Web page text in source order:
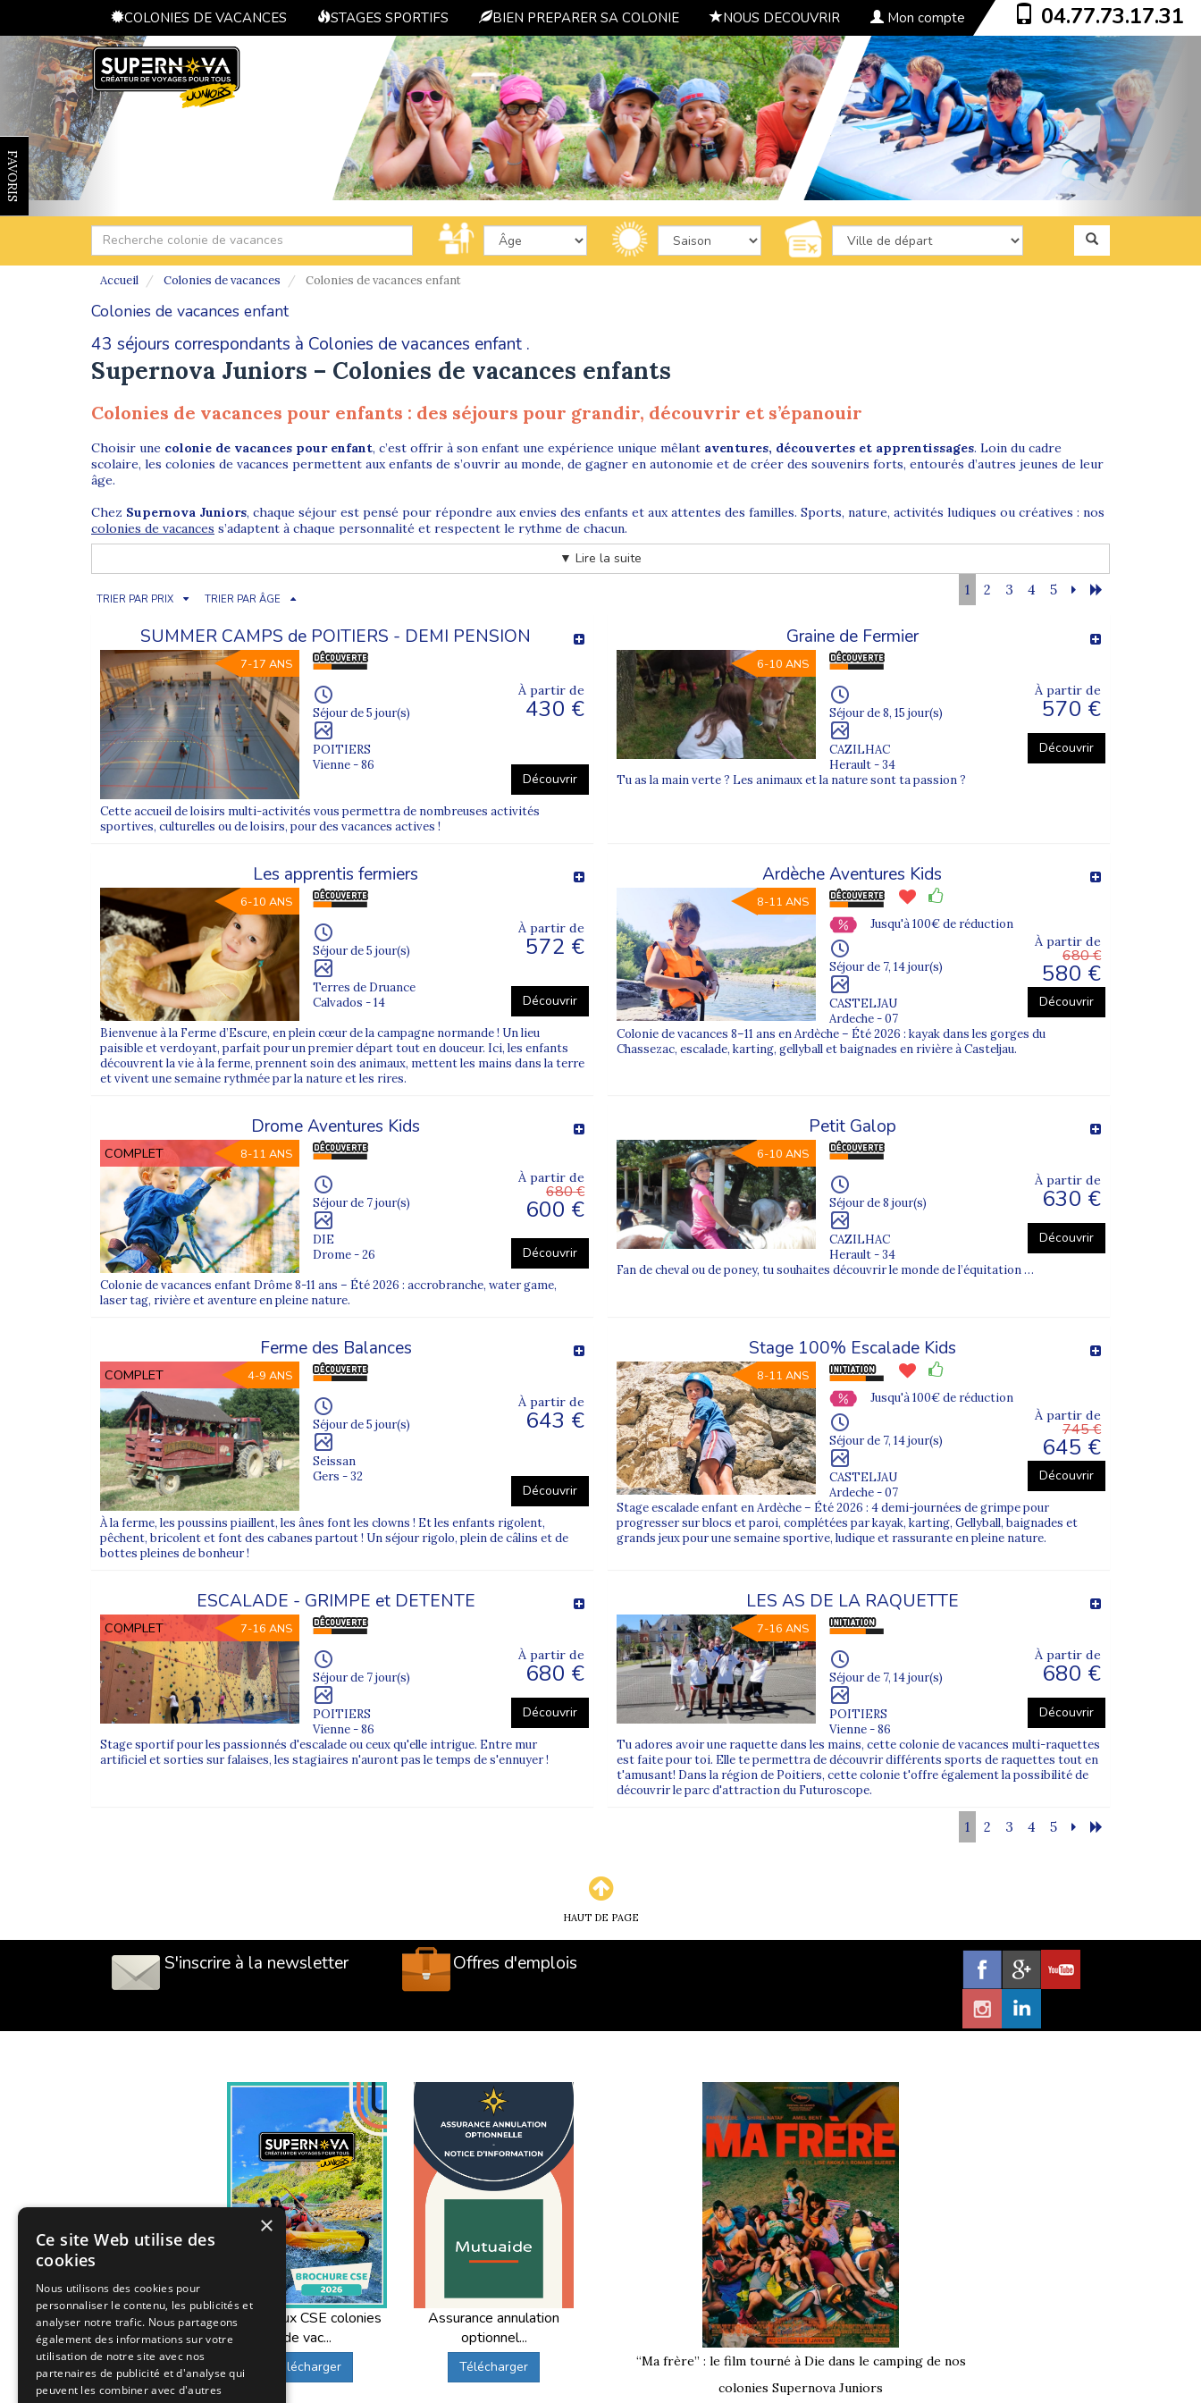
COLONIES DE VACANCES STAGES SPORTIFS BIEN PREPARER SA COLONIE NOUS DECOUVRIR Mon compte 04.77.73.17.31
FAVORIS
Accueil Colonies de vacances Colonies de vacances enfant
Colonies de vacances enfant
43 séjours correspondants à Colonies de vacances enfant .
Supernova Juniors – Colonies de vacances enfants
Colonies de vacances pour enfants : des séjours pour grandir, découvrir et s’épanouir
Choisir une colonie de vacances pour enfant, c’est offrir à son enfant une expérience unique mêlant aventures, découvertes et apprentissages. Loin du cadre
scolaire, les colonies de vacances permettent aux enfants de s’ouvrir au monde, de gagner en autonomie et de créer des souvenirs forts, entourés d’autres jeunes de leur
âge.
Chez Supernova Juniors, chaque séjour est pensé pour répondre aux envies des enfants et aux attentes des familles. Sports, nature, activités ludiques ou créatives : nos
colonies de vacances s’adaptent à chaque personnalité et respectent le rythme de chacun.
Une aventure encadrée et sécurisée
d’animateurs formés et diplômés, attentifs au bien-être des enfants et à la qualité de l’encadrement.
Les enfants participent à denombreuses activités sportives, ludiques et collectives, favorisant le partage, la coopération et le respect des autres. Jouer, apprendre
et vivre ensemble sont au cœur de l’expérience en colonie.
Des colonies adaptées à l’âge de votre enfant
Pour garantir une intégration réussie et des activités adaptées, chaque colonie est organisée par
. Cela permet aux enfants de tisser plus facilement des
liens et de s’épanouir dans un groupe homogène.
Colonie de vacances 6 ans
Colonie de vacances 9 ans
Colonie de vacances 10 ans
Colonie de vacances 11 ans
Des séjours selon les activités et les saisons
Supernova Juniors propose descolonies de vacances enfants toute l’année: séjours d’hiver à la montagne, colos de printemps ou grandes aventures estivales. La
durée des séjours est pensée pour s’adapter à chaque enfant, notamment pour un premier départ.
En France ou à l’étranger, nos destinations sont sélectionnées pour offrir le juste équilibre entredépaysement, sécurité et qualité des activités
nature : chaque enfant peut vivre la
colonie de vacances qui lui ressemble
FAQ – Colonies de vacances enfants
À partir de quel âge partir en colonie de vacances ?
Les colonies de vacances Supernova Juniors accueillent les enfants dès 6 ans, avec des séjours adaptés à leur âge et à leur autonomie.
Mon enfant part pour la première fois, est-ce adapté ?
Pourquoi choisir Supernova Juniors ?
Supernova Juniors propose des colonies de vacances à taille humaine, sécurisées, éducatives et riches en souvenirs pour les enfants.
Où découvrir tous les séjours enfants ?
Retrouvez l’ensemble de nos séjours sur la page
colonies de vacances Supernova Juniors.
▼ Lire la suite
TRIER PAR PRIX TRIER PAR ÂGE
1 2 3 4 5
SUMMER CAMPS de POITIERS - DEMI PENSION
7-17 ANS
Séjour de 5 jour(s)
POITIERS
Vienne - 86
À partir de
430 €
Découvrir
Cette accueil de loisirs multi-activités vous permettra de nombreuses activités
sportives, culturelles ou de loisirs, pour des vacances actives !
Graine de Fermier
6-10 ANS
Séjour de 8, 15 jour(s)
CAZILHAC
Herault - 34
À partir de
570 €
Découvrir
Tu as la main verte ? Les animaux et la nature sont ta passion ?
Les apprentis fermiers
6-10 ANS
Séjour de 5 jour(s)
Terres de Druance
Calvados - 14
À partir de
572 €
Découvrir
Bienvenue à la Ferme d’Escure, en plein cœur de la campagne normande ! Un lieu
paisible et verdoyant, parfait pour un premier départ tout en douceur. Ici, les enfants
découvrent la vie à la ferme, prennent soin des animaux, mettent les mains dans la terre
et vivent une semaine rythmée par la nature et les rires.
Ardèche Aventures Kids
8-11 ANS
Jusqu'à 100€ de réduction
Séjour de 7, 14 jour(s)
CASTELJAU
Ardeche - 07
À partir de
680 €
580 €
Découvrir
Colonie de vacances 8–11 ans en Ardèche – Été 2026 : kayak dans les gorges du
Chassezac, escalade, karting, gellyball et baignades en rivière à Casteljau.
Drome Aventures Kids
COMPLET 8-11 ANS
Séjour de 7 jour(s)
DIE
Drome - 26
À partir de
680 €
600 €
Découvrir
Colonie de vacances enfant Drôme 8-11 ans – Été 2026 : accrobranche, water game,
laser tag, rivière et aventure en pleine nature.
Petit Galop
6-10 ANS
Séjour de 8 jour(s)
CAZILHAC
Herault - 34
À partir de
630 €
Découvrir
Fan de cheval ou de poney, tu souhaites découvrir le monde de l’équitation …
Ferme des Balances
COMPLET 4-9 ANS
Séjour de 5 jour(s)
Seissan
Gers - 32
À partir de
643 €
Découvrir
À la ferme, les poussins piaillent, les ânes font les clowns ! Et les enfants rigolent,
pêchent, bricolent et font des cabanes partout ! Un séjour rigolo, plein de câlins et de
bottes pleines de bonheur !
Stage 100% Escalade Kids
8-11 ANS
Jusqu'à 100€ de réduction
Séjour de 7, 14 jour(s)
CASTELJAU
Ardeche - 07
À partir de
745 €
645 €
Découvrir
Stage escalade enfant en Ardèche – Été 2026 : 4 demi-journées de grimpe pour
progresser sur blocs et paroi, complétées par kayak, karting, Gellyball, baignades et
grands jeux pour une semaine sportive, ludique et rassurante en pleine nature.
ESCALADE - GRIMPE et DETENTE
COMPLET 7-16 ANS
Séjour de 7 jour(s)
POITIERS
Vienne - 86
À partir de
680 €
Découvrir
Stage sportif pour les passionnés d'escalade ou ceux qu'elle intrigue. Entre mur
artificiel et sorties sur falaises, les stagiaires n'auront pas le temps de s'ennuyer !
LES AS DE LA RAQUETTE
7-16 ANS
Séjour de 7, 14 jour(s)
POITIERS
Vienne - 86
À partir de
680 €
Découvrir
Tu adores avoir une raquette dans les mains, cette colonie de vacances multi-raquettes
est faite pour toi. Elle te permettra de découvrir différents sports de raquettes tout en
t'amusant! Dans la région de Poitiers, cette colonie t'offre également la possibilité de
découvrir le parc d'attraction du Futuroscope.
1 2 3 4 5
HAUT DE PAGE
S'inscrire à la newsletter Offres d'emplois
Offres aux CSE colonies
de vac...
Télécharger
Assurance annulation
optionnel...
Télécharger
“Ma frère” : le film tourné à Die dans le camping de nos
colonies Supernova Juniors
×
Ce site Web utilise des
cookies
Nous utilisons des cookies pour
personnaliser le contenu, les publicités et
analyser notre trafic. Nous partageons
également des informations sur votre
utilisation de notre site avec nos
partenaires de publicité et d'analyse qui
peuvent les combiner avec d'autres